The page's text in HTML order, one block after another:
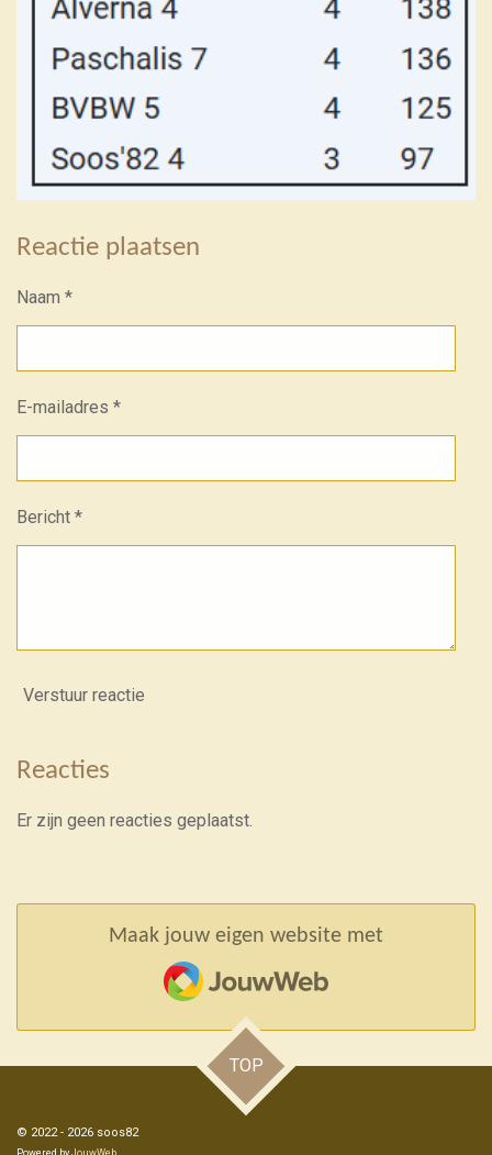
Reactie plaatsen
Naam *
E-mailadres *
Bericht *
Verstuur reactie
Reacties
Er zijn geen reacties geplaatst.
Maak jouw eigen website met
JouwWeb
TOP
© 2022 - 2026 soos82